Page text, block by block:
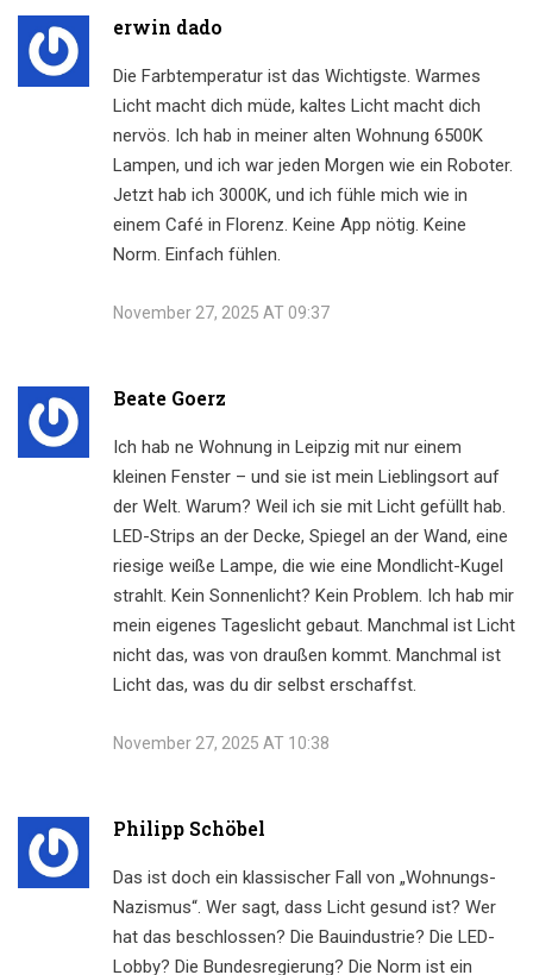
erwin dado
Die Farbtemperatur ist das Wichtigste. Warmes
Licht macht dich müde, kaltes Licht macht dich
nervös. Ich hab in meiner alten Wohnung 6500K
Lampen, und ich war jeden Morgen wie ein Roboter.
Jetzt hab ich 3000K, und ich fühle mich wie in
einem Café in Florenz. Keine App nötig. Keine
Norm. Einfach fühlen.
November 27, 2025 AT 09:37
Beate Goerz
Ich hab ne Wohnung in Leipzig mit nur einem
kleinen Fenster – und sie ist mein Lieblingsort auf
der Welt. Warum? Weil ich sie mit Licht gefüllt hab.
LED-Strips an der Decke, Spiegel an der Wand, eine
riesige weiße Lampe, die wie eine Mondlicht-Kugel
strahlt. Kein Sonnenlicht? Kein Problem. Ich hab mir
mein eigenes Tageslicht gebaut. Manchmal ist Licht
nicht das, was von draußen kommt. Manchmal ist
Licht das, was du dir selbst erschaffst.
November 27, 2025 AT 10:38
Philipp Schöbel
Das ist doch ein klassischer Fall von „Wohnungs-
Nazismus“. Wer sagt, dass Licht gesund ist? Wer
hat das beschlossen? Die Bauindustrie? Die LED-
Lobby? Die Bundesregierung? Die Norm ist ein